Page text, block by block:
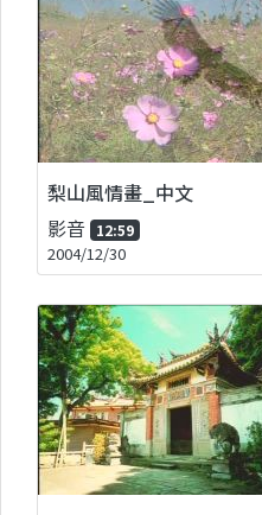
梨山風情畫_中文
影音 12:59
2004/12/30